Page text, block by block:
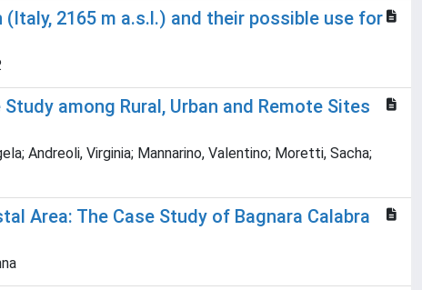
2165 m a.s.l.) and their possible use for
among Rural, Urban and Remote Sites
Andreoli, Virginia; Mannarino, Valentino; Moretti, Sacha;
Area: The Case Study of Bagnara Calabra